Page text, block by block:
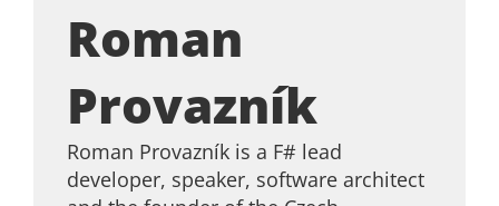
Roman
Provazník
Roman Provazník is a F# lead
developer, speaker, software architect